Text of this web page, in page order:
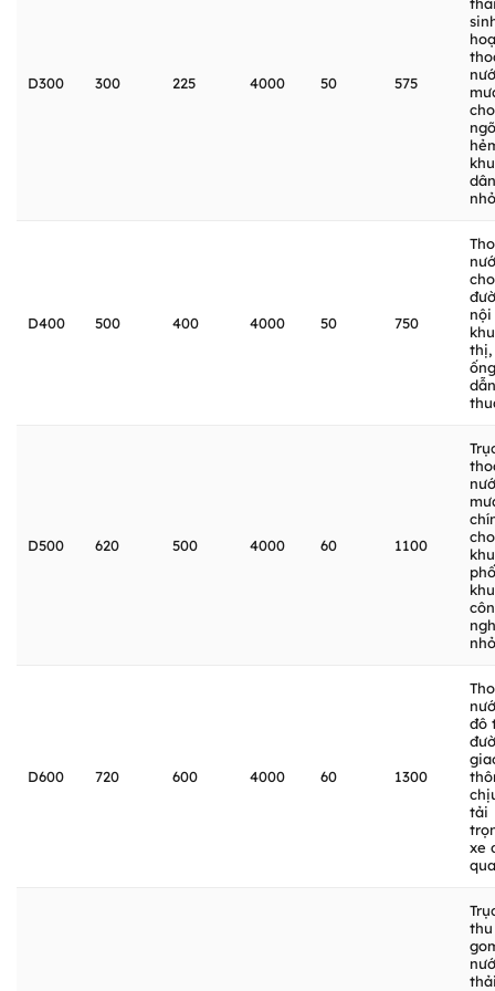
D300 300 225 4000 50 575
cho
ngõ
khu
nhỏ
D400 500 400 4000 50 750
cho
nội
thị,
ống
D500 620 500 4000 60 1100
cho
khu
khu
nhỏ
D600 720 600 4000 60 1300
đô
tải
xe
qua
thu